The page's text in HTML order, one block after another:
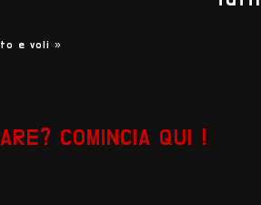
e voli »
COMINCIA QUI !